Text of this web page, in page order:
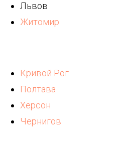
Львов
Житомир
Кривой Рог
Полтава
Херсон
Чернигов